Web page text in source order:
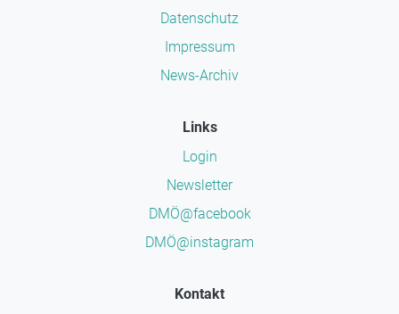
Datenschutz
Impressum
News-Archiv
Links
Login
Newsletter
DMÖ@facebook
DMÖ@instagram
Kontakt